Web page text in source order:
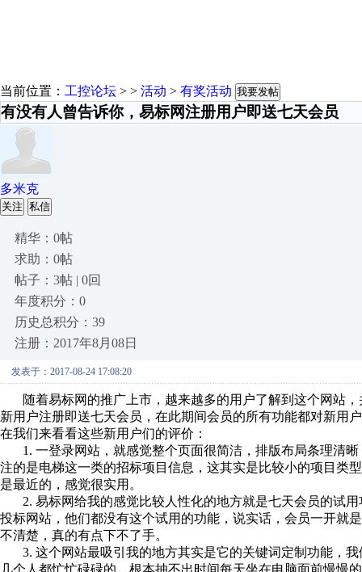
当前位置： 工控论坛 > > 活动 > 有奖活动 我要发帖
有没有人曾告诉你，易标网注册用户即送七天会员
多米克
关注 私信
精华：0帖
求助：0帖
帖子：3帖 | 0回
年度积分：0
历史总积分：39
注册：2017年8月08日
发表于：2017-08-24 17:08:20
随着易标网的推广上市，越来越多的用户了解到这个网站
新用户注册即送七天会员，在此期间会员的所有功能都对新用
在我们来看看这些新用户们的评价：
1. 一登录网站，就感觉整个页面很简洁，排版布局条理清
注的是电梯这一类的招标项目信息，这其实是比较小的项目类
是最近的，感觉很实用。
2. 易标网给我的感觉比较人性化的地方就是七天会员的试
投标网站，他们都没有这个试用的功能，说实话，会员一开就
不清楚，真的有点下不了手。
3. 这个网站最吸引我的地方其实是它的关键词定制功能，
几个人都忙忙碌碌的，根本抽不出时间每天坐在电脑面前慢慢